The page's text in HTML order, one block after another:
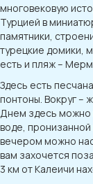
многовековую
Турцией в
памятники,
турецкие домики,
есть и пляж –
Здесь есть
понтоны. Вокруг –
Днем здесь можно
воде,
вечером можно
вам захочется
3 км от Калеичи